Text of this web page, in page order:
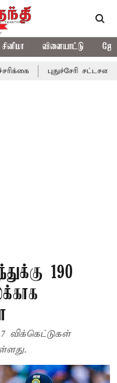
சினிமா விளையாட்டு
சட்டசபையில் வரும்
190
விக்கெட்டுகள்